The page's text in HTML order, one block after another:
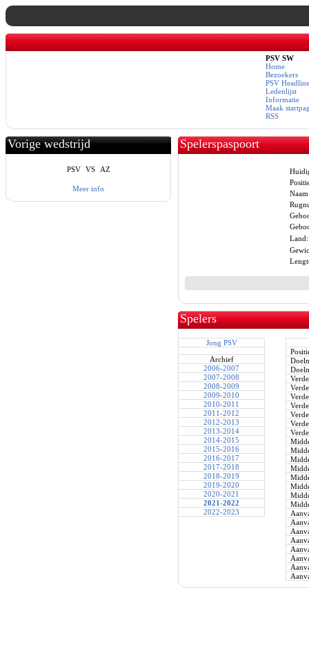
PSV SW
Home
Bezoekers
PSV
Ledenlijst
Informatie
Maak
RSS
Vorige wedstrijd
PSV VS AZ
Meer info
Spelerspaspoort
Land:
Spelers
Jong PSV
Archief
2006-2007
2007-2008
2008-2009
2009-2010
2010-2011
2011-2012
2012-2013
2013-2014
2014-2015
2015-2016
2016-2017
2017-2018
2018-2019
2019-2020
2020-2021
2021-2022
2022-2023